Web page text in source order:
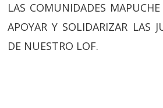
LAS COMUNIDADES
APOYAR Y SOLIDARIZAR LAS
DE NUESTRO LOF.